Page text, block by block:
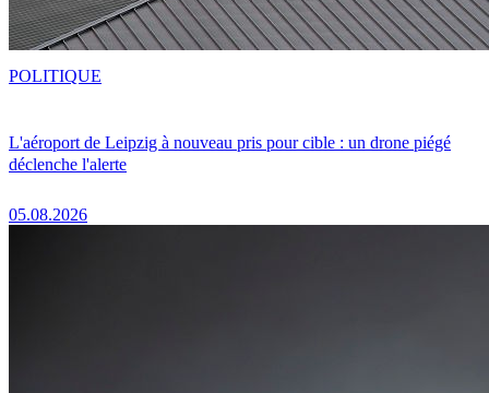
L'aéroport de Leipzig à nouveau pris pour cible : un drone piégé
déclenche l'alerte
05.08.2026
POLITIQUE